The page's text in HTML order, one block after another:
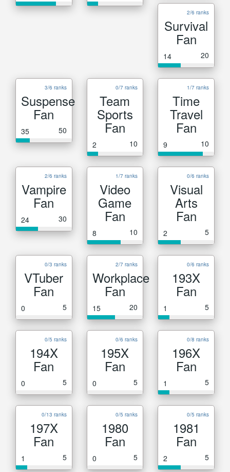
2/6 ranks
Survival
Fan
14 20
3/6 ranks
Suspense
Fan
35 50
0/7 ranks
Team
Sports
Fan
2 10
1/7 ranks
Time
Travel
Fan
9 10
2/6 ranks
Vampire
Fan
24 30
1/7 ranks
Video
Game
Fan
8 10
0/6 ranks
Visual
Arts
Fan
2 5
0/3 ranks
VTuber
Fan
0 5
2/7 ranks
Workplace
Fan
15 20
0/6 ranks
193X
Fan
1 5
0/5 ranks
194X
Fan
0 5
0/6 ranks
195X
Fan
0 5
0/8 ranks
196X
Fan
1 5
0/13 ranks
197X
Fan
1 5
0/5 ranks
1980
Fan
0 5
0/5 ranks
1981
Fan
2 5